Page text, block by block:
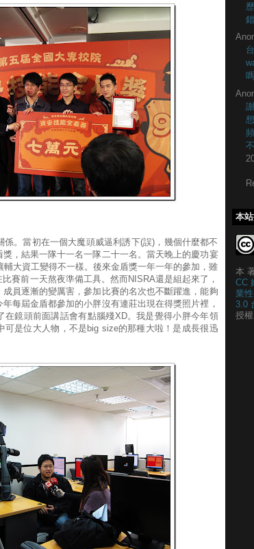
係。當初在一個大魔頭威逼利誘下(誤)，幾個什麼都不
，結果一隊十一名一隊二十一名。當天晚上的慶功宴
輔大資工變得不一樣。後來金盾獎一年一年的參加，雖
賽前一天熬夜準備工具。然而NISRA還是組起來了，
員逐漸的變厲害，參加比賽的名次也不斷躍進，能夠
每屆金盾都參加的小胖沒有連莊出現在得獎照片裡，
在鏡頭前面講話會有點腦殘XD。我是覺得小胖今年領
可是位大人物，不是big size的那種大啦！是成長很迅
錯
本
本
CC
業
3.0
授